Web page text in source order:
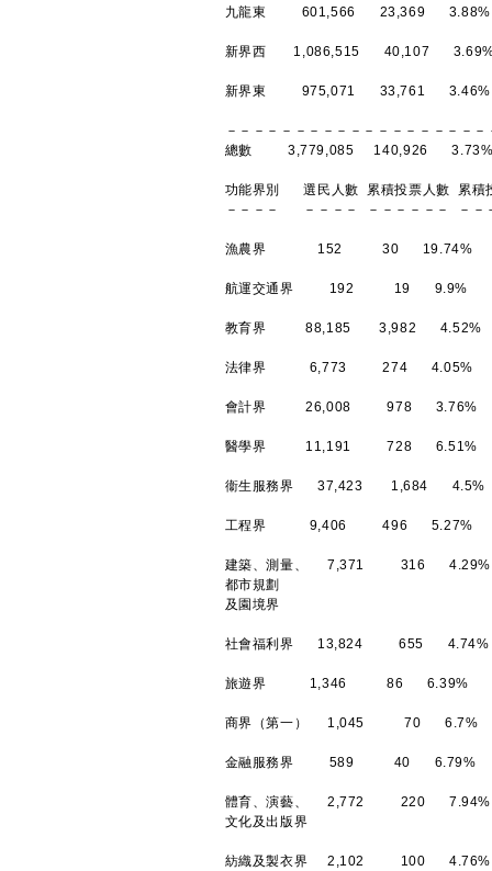
九龍東 601,566 23,369 3.88%
新界西 1,086,515 40,107
新界東 975,071 33,761 3.46%
－－－－－－－－－－－－－－－－－－－
總數 3,779,085 140,926 3.73%
功能界別 選民人數 累積投票人數 累積投
－－－－ －－－－ －－－－－－ －－
漁農界 152 30 19.74%
航運交通界 192 19 9.9%
教育界 88,185 3,982 4.52%
法律界 6,773 274 4.05%
會計界 26,008 978 3.76%
醫學界 11,191 728 6.51%
衞生服務界 37,423 1,684 4.5%
工程界 9,406 496 5.27%
建築、測量、 7,371 316 4.29%
都市規劃
及園境界
社會福利界 13,824 655 4.74%
旅遊界 1,346 86 6.39%
商界（第一） 1,045 70 6.7%
金融服務界 589 40 6.79%
體育、演藝、 2,772 220 7.94%
文化及出版界
紡織及製衣界 2,102 100 4.76%